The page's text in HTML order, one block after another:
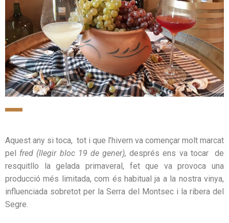
Aquest any si toca, tot i que l’hivern va començar molt marcat
pel fred (llegir bloc 19 de gener), després ens va tocar de
resquitllo la gelada primaveral, fet que va provoca una
producció més limitada, com és habitual ja a la nostra vinya,
influenciada sobretot per la Serra del Montsec i la ribera del
Segre.